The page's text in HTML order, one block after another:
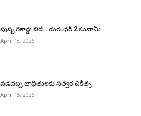
పుష్ప రికార్డు ఔట్‌.. దురంధ‌ర్ 2 సునామీ
April 18, 2026
వడదెబ్బ బాధితులకు సత్వర చికిత్స
April 15, 2026